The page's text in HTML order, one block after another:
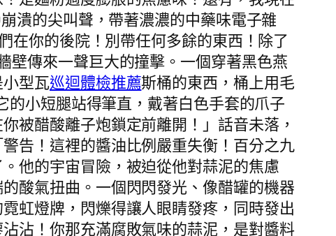
潰的尖叫聲，帶著濃濃的中藥味電子雜
在你的後院！別帶任何多餘的東西！除了
傳來一聲巨大的撞擊。一個穿著黑色燕
型瓦巡迴體檢推薦斯桶的東西，桶上用毛
小短腿站得筆直，戴著白色手套的爪子
被醋酸離子炮鎖定前離開！」話音未落，
告！這裡的醬油比例嚴重失衡！百分之九
他的宇宙冒險，被迫從他對蒜泥的焦慮
酸氣扭曲。一個閃閃發光、像醋罐的機器
虹燈牌，閃爍得讓人眼睛發疼，同時發出
沾！你那充滿腐敗氣味的蒜泥，是對醬料